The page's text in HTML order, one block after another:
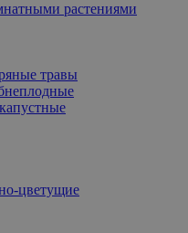
растениями
травы
цветущие